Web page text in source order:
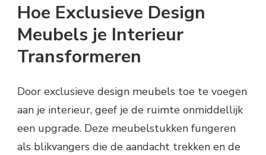
Hoe Exclusieve Design
Meubels je Interieur
Transformeren
Door exclusieve design meubels toe te voegen
aan je interieur, geef je de ruimte onmiddellijk
een upgrade. Deze meubelstukken fungeren
als blikvangers die de aandacht trekken en de